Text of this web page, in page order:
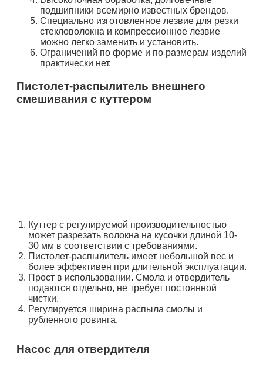
подшипники всемирно известных брендов.
Специально изготовленное лезвие для резки
стекловолокна и компрессионное лезвие
можно легко заменить и установить.
Ограничений по форме и по размерам изделий
практически нет.
Пистолет-распылитель внешнего
смешивания с куттером
Куттер с регулируемой производительностью
может разрезать волокна на кусочки длиной 10-
30 мм в соответствии с требованиями.
Пистолет-распылитель имеет небольшой вес и
более эффективен при длительной эксплуатации.
Прост в использовании. Смола и отвердитель
подаются отдельно, не требует постоянной
чистки.
Регулируется ширина распыла смолы и
рубленного ровинга.
Насос для отвердителя